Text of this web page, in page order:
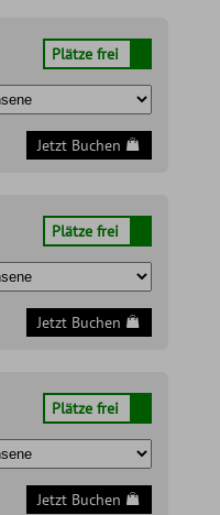
Plätze frei
Jetzt Buchen
Plätze frei
Jetzt Buchen
Plätze frei
Jetzt Buchen